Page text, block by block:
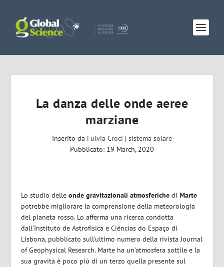
La danza delle onde aeree
marziane
Inserito da Fulvia Croci | sistema solare
Pubblicato: 19 March, 2020
Lo studio delleonde gravitazionali atmosferiche diMarte
potrebbe migliorare la comprensione della meteorologia
del pianeta rosso. Lo afferma una ricerca condotta
dall’Instituto de Astrofísica e Ciências do Espaço di
Lisbona, pubblicato sull’ultimo numero della rivistaJournal
of Geophysical Research. Marte ha un’atmosfera sottile e la
sua gravità è poco più di un terzo quella presente sul